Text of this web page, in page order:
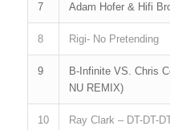
7 Adam Hofer & Hifi
8 Rigi- No Pretending
9
B-Infinite VS. Chris
NU REMIX)
10 Ray Clark – DT-DT-